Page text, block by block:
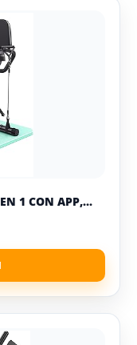
1 CON APP,...